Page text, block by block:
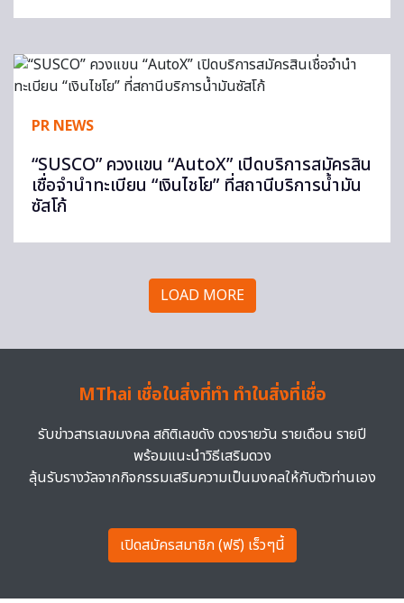
PR NEWS
“SUSCO” ควงแขน “AutoX” เปิดบริการสมัครสิน
เชื่อจำนำทะเบียน “เงินไชโย” ที่สถานีบริการน้ำมัน
ซัสโก้
LOAD MORE
MThai เชื่อในสิ่งที่ทำ ทำในสิ่งที่เชื่อ
รับข่าวสารเลขมงคล สถิติเลขดัง ดวงรายวัน รายเดือน รายปี
พร้อมแนะนำวิธีเสริมดวง
ลุ้นรับรางวัลจากกิจกรรมเสริมความเป็นมงคลให้กับตัวท่านเอง
เปิดสมัครสมาชิก (ฟรี) เร็วๆนี้